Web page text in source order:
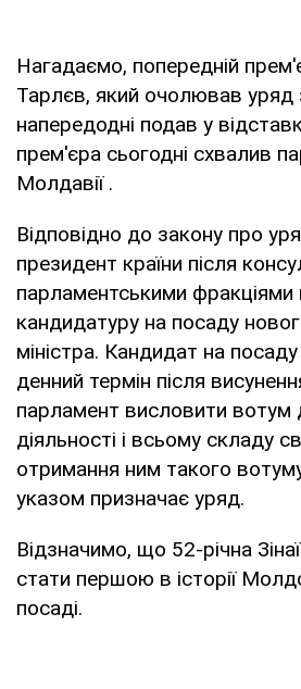
Нагадаємо, попередній
Тарлєв, який очолював уряд
напередодні подав у
прем'єра сьогодні схвалив
Молдавії .
Відповідно до закону про
президент країни після
парламентськими фракціями
кандидатуру на посаду
міністра. Кандидат на
денний термін після
парламент висловити вотум
діяльності і всьому складу
отримання ним такого
указом призначає уряд.
Відзначимо, що 52-річна
стати першою в історії
посаді.